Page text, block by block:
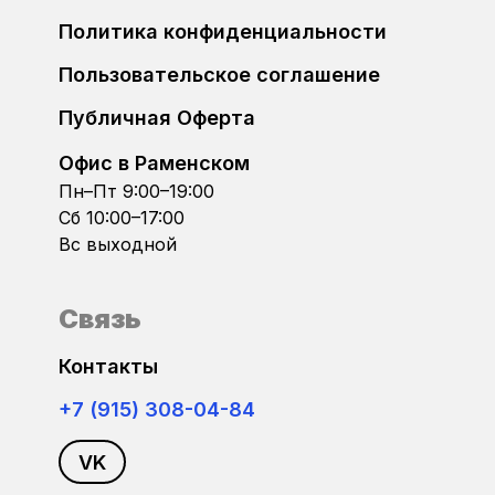
Ford
Foton
GAC
Geely
Great Wall
Haval
Bosch ME7.5.10
Bosch MED17.1.6x
Bosch MED17.5
Bosch MED17.5.2
Bosch MED17.5.21
Политика конфиденциальности
Пользовательское соглашение
Публичная Оферта
Офис в Раменском
Пн–Пт 9:00–19:00
Сб 10:00–17:00
Вс выходной
Связь
Контакты
+7 (915) 308-04-84
VK